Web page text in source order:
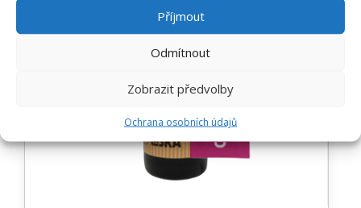
Příjmout
Odmítnout
Zobrazit předvolby
Ochrana osobních údajů